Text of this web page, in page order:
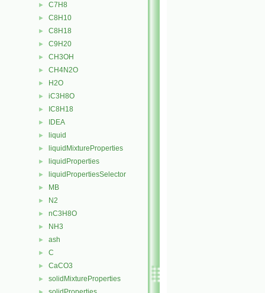
► C7H8
► C8H10
► C8H18
► C9H20
► CH3OH
► CH4N2O
► H2O
► iC3H8O
► IC8H18
► IDEA
► liquid
► liquidMixtureProperties
► liquidProperties
► liquidPropertiesSelector
► MB
► N2
► nC3H8O
► NH3
► ash
► C
► CaCO3
► solidMixtureProperties